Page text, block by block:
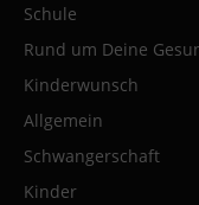
Schule
Rund um Deine
Kinderwunsch
Allgemein
Schwangerschaft
Kinder